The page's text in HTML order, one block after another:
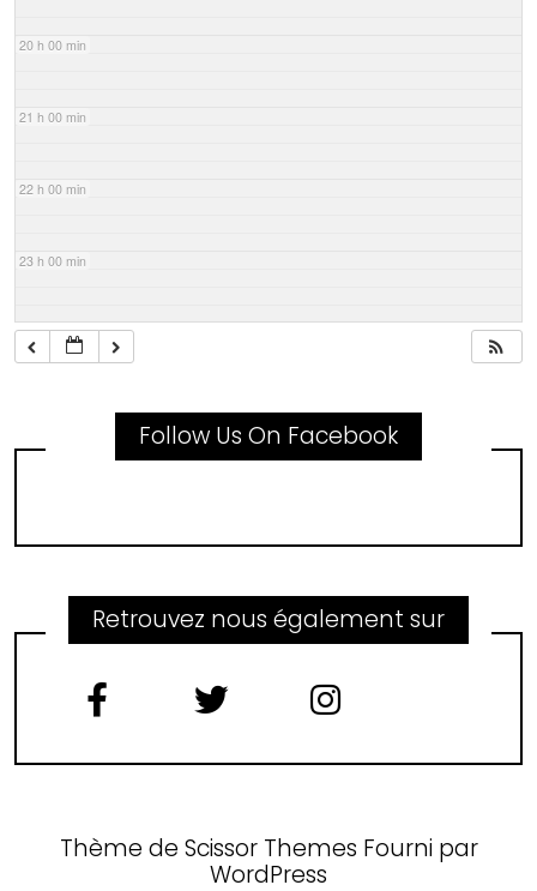
20 h 00 min
21 h 00 min
22 h 00 min
23 h 00 min
Follow Us On Facebook
Retrouvez nous également sur
Thème de Scissor Themes Fourni par
WordPress